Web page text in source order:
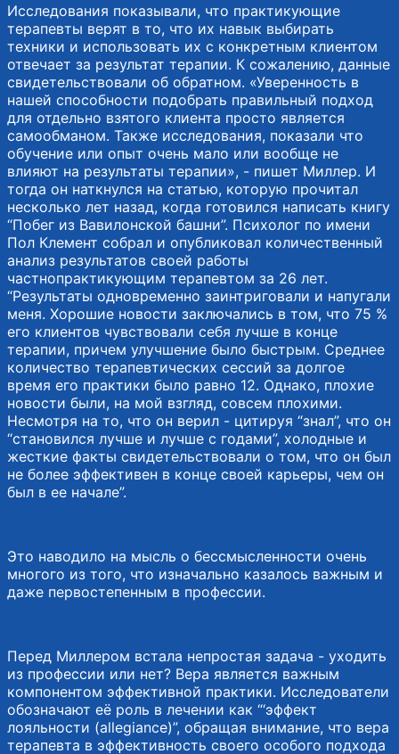
Исследования показывали, что практикующие
терапевты верят в то, что их навык выбирать
техники и использовать их с конкретным клиентом
отвечает за результат терапии. К сожалению, данные
свидетельствовали об обратном. «Уверенность в
нашей способности подобрать правильный подход
для отдельно взятого клиента просто является
самообманом. Также исследования, показали что
обучение или опыт очень мало или вообще не
влияют на результаты терапии», - пишет Миллер. И
тогда он наткнулся на статью, которую прочитал
несколько лет назад, когда готовился написать книгу
“Побег из Вавилонской башни”. Психолог по имени
Пол Клемент собрал и опубликовал количественный
анализ результатов своей работы
частнопрактикующим терапевтом за 26 лет.
“Результаты одновременно заинтриговали и напугали
меня. Хорошие новости заключались в том, что 75 %
его клиентов чувствовали себя лучше в конце
терапии, причем улучшение было быстрым. Среднее
количество терапевтических сессий за долгое
время его практики было равно 12. Однако, плохие
новости были, на мой взгляд, совсем плохими.
Несмотря на то, что он верил - цитируя “знал”, что он
“становился лучше и лучше с годами”, холодные и
жесткие факты свидетельствовали о том, что он был
не более эффективен в конце своей карьеры, чем он
был в ее начале”.
Это наводило на мысль о бессмысленности очень
многого из того, что изначально казалось важным и
даже первостепенным в профессии.
Перед Миллером встала непростая задача - уходить
из профессии или нет? Вера является важным
компонентом эффективной практики. Исследователи
обозначают её роль в лечении как “‘эффект
лояльности (allegiance)”, обращая внимание, что вера
терапевта в эффективность своего особого подхода